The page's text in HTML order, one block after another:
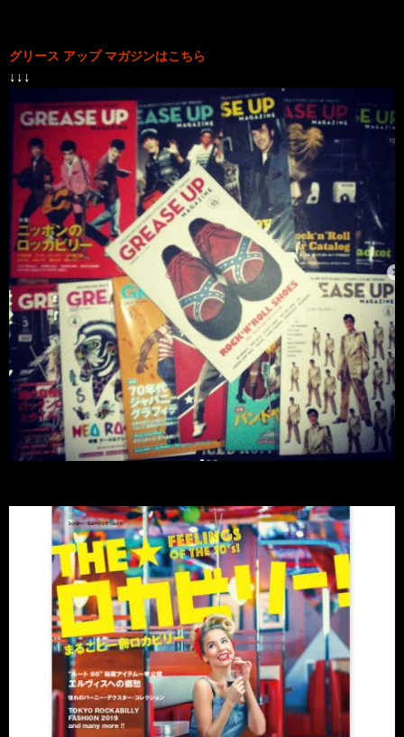
グリース アップ マガジンはこちら
↓↓↓